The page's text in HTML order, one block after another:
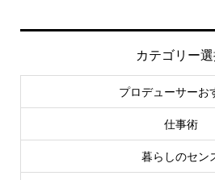
カテゴリー
プロデューサーお
仕事術
暮らしのセン